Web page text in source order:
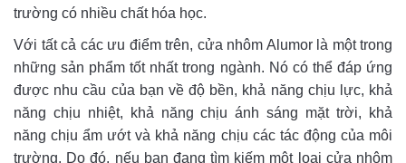
trường có nhiều chất hóa học.
Với tất cả các ưu điểm trên, cửa nhôm Alumor là một trong
những sản phẩm tốt nhất trong ngành. Nó có thể đáp ứng
được nhu cầu của bạn về độ bền, khả năng chịu lực, khả
năng chịu nhiệt, khả năng chịu ánh sáng mặt trời, khả
năng chịu ẩm ướt và khả năng chịu các tác động của môi
trường. Do đó, nếu bạn đang tìm kiếm một loại cửa nhôm